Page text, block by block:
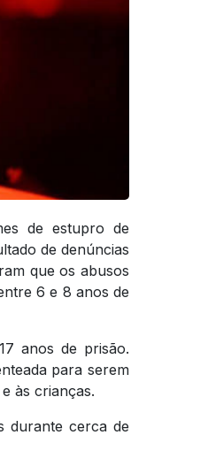
de estupro de
de denúncias
que os abusos
6 e 8 anos de
anos de prisão.
para serem
às crianças.
durante cerca de